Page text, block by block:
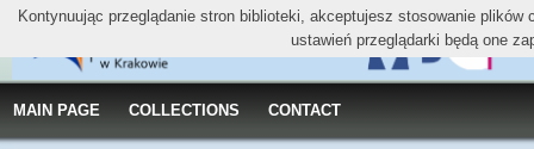
MAIN PAGE COLLECTIONS CONTACT
Kontynuując przeglądanie stron biblioteki, akceptujesz stosowanie
ustawień przeglądarki będą one